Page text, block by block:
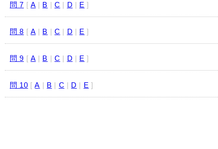
問 7 [ A | B | C | D | E ]
問 8 [ A | B | C | D | E ]
問 9 [ A | B | C | D | E ]
問 10 [ A | B | C | D | E ]